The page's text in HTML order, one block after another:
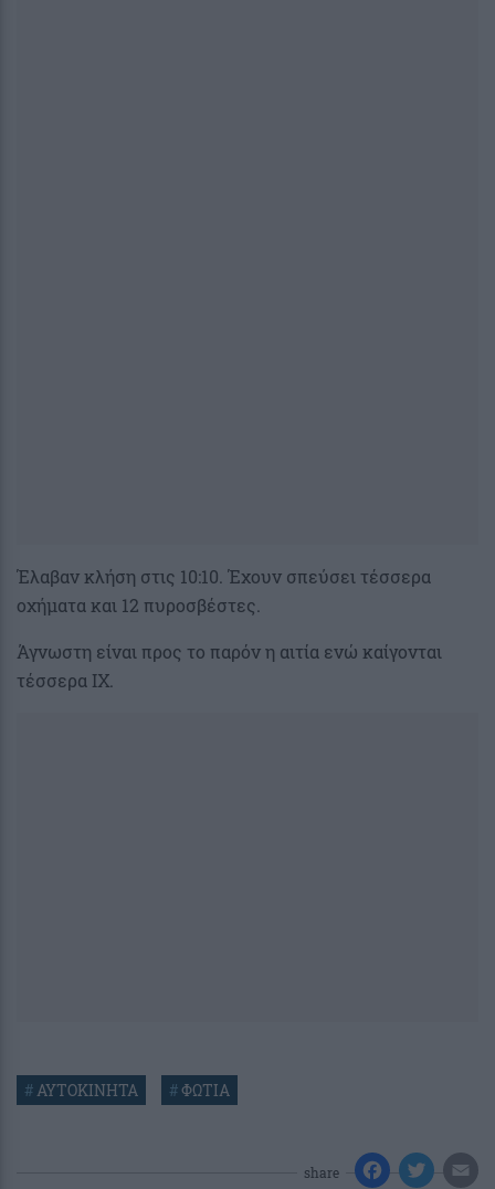
Έλαβαν κλήση στις 10:10. Έχουν σπεύσει τέσσερα
οχήματα και 12 πυροσβέστες.
Άγνωστη είναι προς το παρόν η αιτία ενώ καίγονται
τέσσερα ΙΧ.
#ΑΥΤΟΚΙΝΗΤΑ #ΦΩΤΙΑ
share